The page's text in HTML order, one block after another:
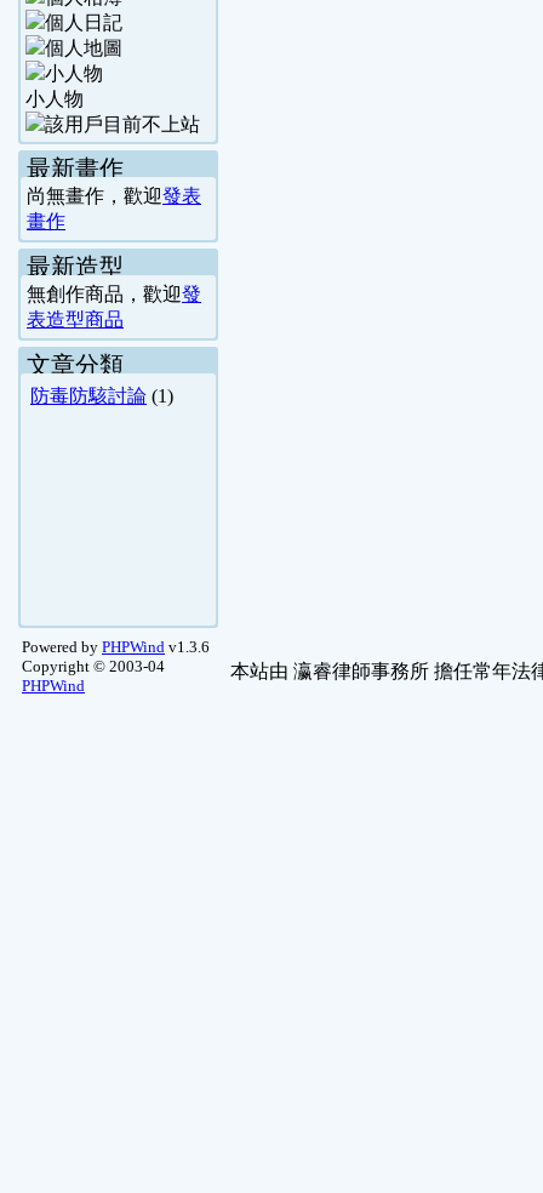
小人物
最新畫作
尚無畫作，歡迎發表
畫作
最新造型
無創作商品，歡迎發
表造型商品
文章分類
防毒防駭討論 (1)
Powered by PHPWind v1.3.6
Copyright © 2003-04
PHPWind
本站由 瀛睿律師事務所 擔任常年法